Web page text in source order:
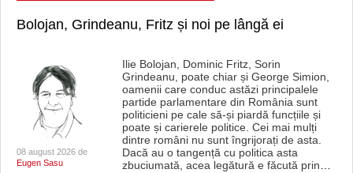
Bolojan, Grindeanu, Fritz și noi pe lângă ei
08 august 2026 de
Eugen Sasu
Ilie Bolojan, Dominic Fritz, Sorin
Grindeanu, poate chiar și George Simion,
oamenii care conduc astăzi principalele
partide parlamentare din România sunt
politicieni pe cale să-și piardă funcțiile și
poate și carierele politice. Cei mai mulți
dintre români nu sunt îngrijorați de asta.
Dacă au o tangență cu politica asta
zbuciumată, acea legătură e făcută prin…